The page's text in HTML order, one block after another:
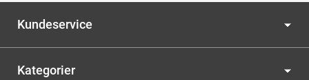
Kundeservice
Kategorier